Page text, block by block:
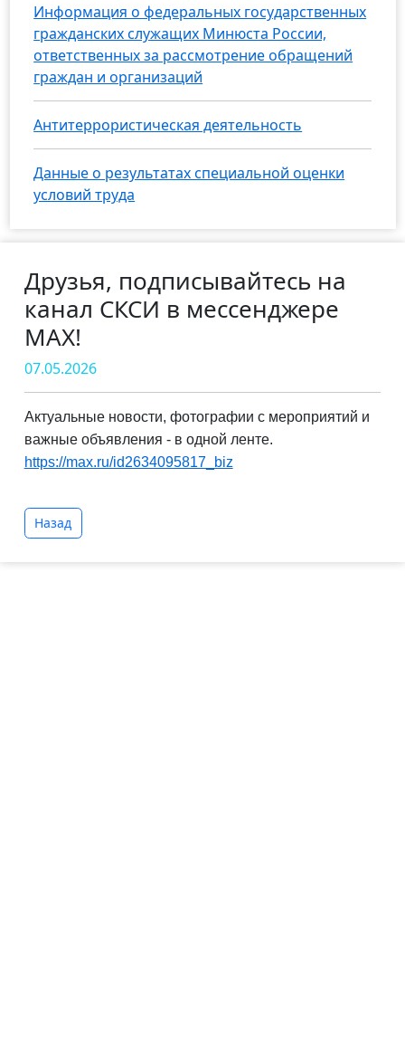
Информация о федеральных государственных
гражданских служащих Минюста России,
ответственных за рассмотрение обращений
граждан и организаций
Антитеррористическая деятельность
Данные о результатах специальной оценки
условий труда
Друзья, подписывайтесь на
канал СКСИ в мессенджере
MAX!
07.05.2026
Актуальные новости, фотографии с мероприятий и
важные объявления - в одной ленте.
https://max.ru/id2634095817_biz
Назад